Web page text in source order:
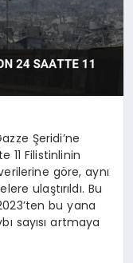
Şeridi’ne
11 Filistinlinin
göre, aynı
ulaştırıldı. Bu
bu yana
sayısı artmaya